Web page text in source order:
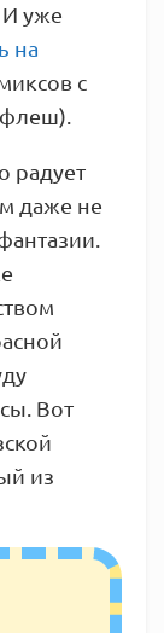
И уже
на
с
радует
даже не
Вот
из